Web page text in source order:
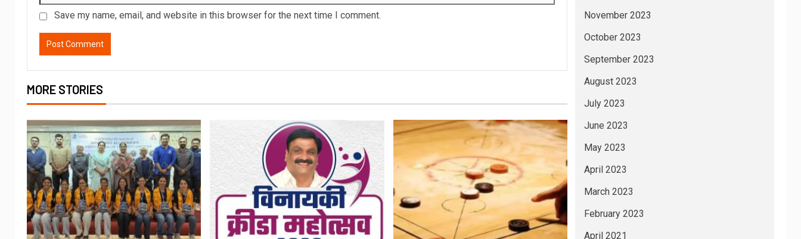
Save my name, email, and website in this browser for the next time I comment.
MORE STORIES
November 2023
October 2023
September 2023
August 2023
July 2023
June 2023
May 2023
April 2023
March 2023
February 2023
April 2021